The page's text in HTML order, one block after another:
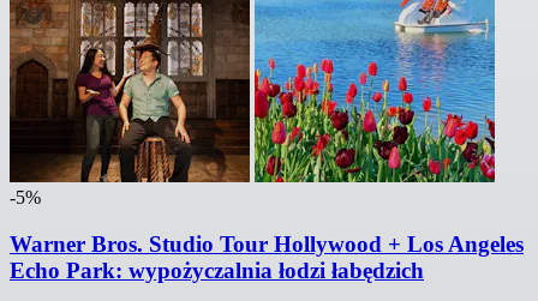
-5%
Warner Bros. Studio Tour Hollywood + Los Angeles
Echo Park: wypożyczalnia łodzi łabędzich